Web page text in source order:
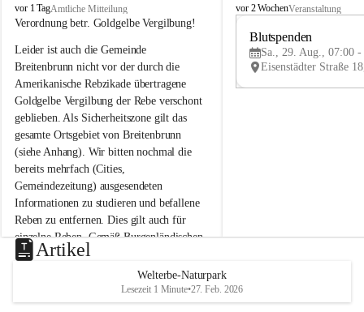
B
r
i
t
e
n
b
r
u
n
n
a
m
N
e
u
s
d
vor 1 TagAmtliche Mitteilung
Verordnung betr. Goldgelbe Vergilbung!
Leider ist auch die Gemeinde
Breitenbrunn nicht vor der durch die
Amerikanische Rebzikade übertragene
Goldgelbe Vergilbung der Rebe verschont
geblieben. Als Sicherheitszone gilt das
gesamte Ortsgebiet von Breitenbrunn
(siehe Anhang). Wir bitten nochmal die
bereits mehrfach (Cities,
Gemeindezeitung) ausgesendeten
Informationen zu studieren und befallene
Reben zu entfernen. Dies gilt auch für
einzelne Reben. Gemäß Burgenländischen
Weinbaugesetz sind nicht gepflegte oder
unzulässige Weingärten zu roden! Bitte
helfen wir zusammen um unsere Winzer
vor den prognostizierten Ernteausfällen
B
e
u
e
d
vor 2 WochenVeranstaltung
Blutspenden
Sa., 29. Aug., 07:00 -
Artikel
Welterbe-Naturpark
Lesezeit 1 Minute•27. Feb. 2026